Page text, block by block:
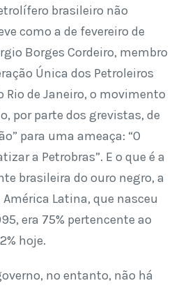
brasileiro não
como a de fevereiro de
Borges Cordeiro, membro
Única dos Petroleiros
Rio de Janeiro, o movimento
por parte dos grevistas, de
para uma ameaça: “O
a Petrobras”. E o que é a
brasileira do ouro negro, a
Latina, que nasceu
era 75% pertencente ao
hoje.
no entanto, não há